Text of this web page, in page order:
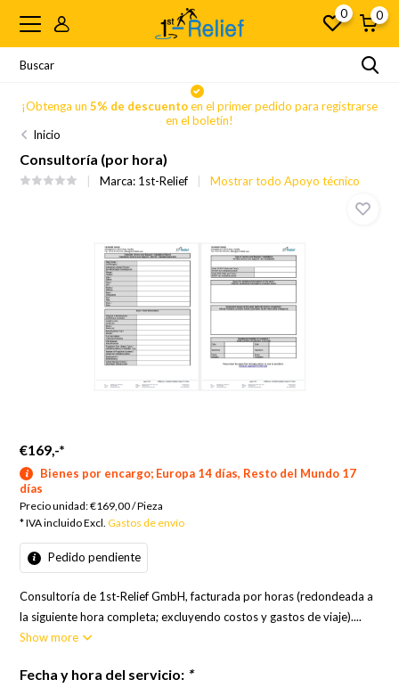
0 0
¡Obtenga un 5% de descuentoen el primer pedido para registrarse
en el boletín!
Inicio
Consultoría (por hora)
Marca: 1st-Relief Mostrar todo Apoyo técnico
€169,-*
Bienes por encargo; Europa 14 días, Resto del Mundo 17
días
Precio unidad:€169,00/Pieza
* IVA incluido Excl.Gastos de envío
Pedido pendiente
Consultoría de 1st-Relief GmbH, facturada por horas (redondeada a
la siguiente hora completa; excluyendo costos y gastos de viaje)....
Show more
Fecha y hora del servicio: *